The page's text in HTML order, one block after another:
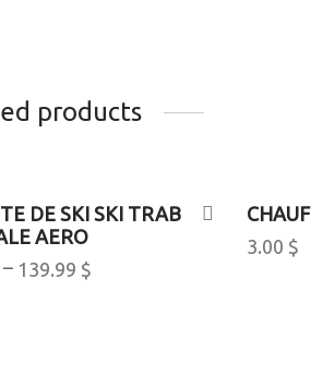
products
DE SKI SKI TRAB
AERO
– 139.99 $
options
3.00 $